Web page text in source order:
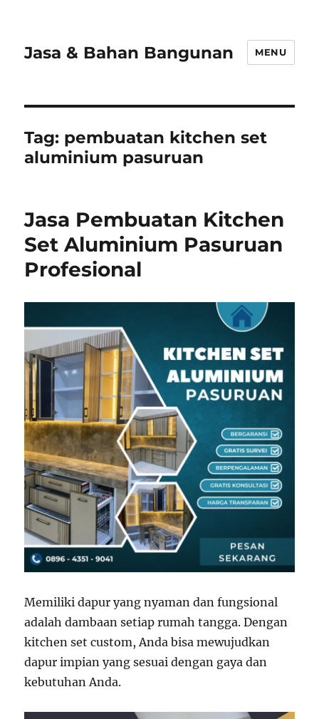
Jasa & Bahan Bangunan MENU
Tag: pembuatan kitchen set
aluminium pasuruan
Jasa Pembuatan Kitchen
Set Aluminium Pasuruan
Profesional
Memiliki dapur yang nyaman dan fungsional
adalah dambaan setiap rumah tangga. Dengan
kitchen set custom, Anda bisa mewujudkan
dapur impian yang sesuai dengan gaya dan
kebutuhan Anda.